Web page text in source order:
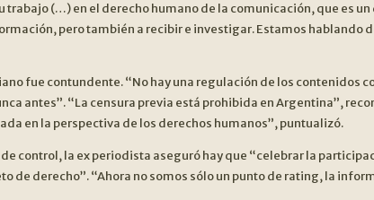
(…) en el derecho humano de la comunicación, que es
pero también a recibir e investigar. Estamos hablando
fue contundente. “No hay una regulación de los contenidos
antes”. “La censura previa está prohibida en Argentina”,
en la perspectiva de los derechos humanos”, puntualizó.
control, la ex periodista aseguró hay que “celebrar la
de derecho”. “Ahora no somos sólo un punto de rating, la